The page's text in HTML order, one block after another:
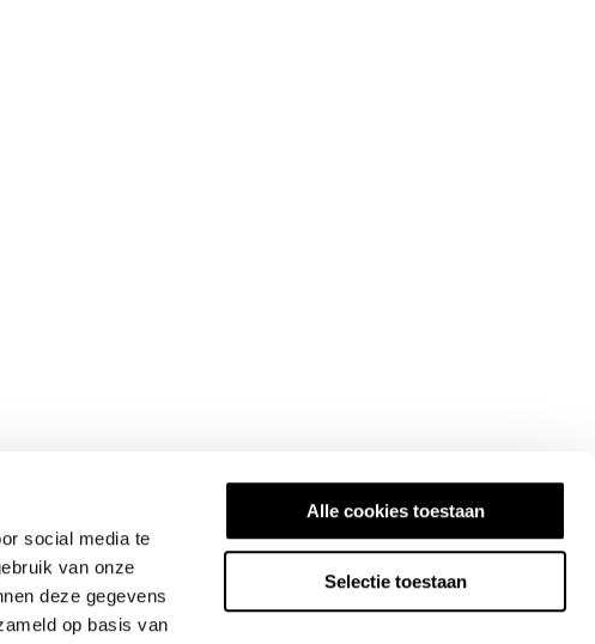
social media te
van onze
deze gegevens
op basis van
Alle cookies toestaan
Selectie toestaan